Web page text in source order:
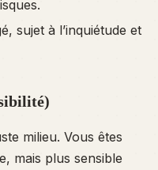
sujet à l’inquiétude et
milieu. Vous êtes
mais plus sensible